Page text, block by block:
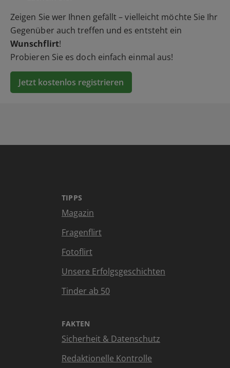
Zeigen Sie wer Ihnen gefällt – vielleicht möchte Sie Ihr
Gegenüber auch treffen und es entsteht ein
Wunschflirt!
Probieren Sie es doch einfach einmal aus!
Jetzt kostenlos registrieren
TIPPS
Magazin
Fragenflirt
Fotoflirt
Unsere Erfolgsgeschichten
Tinder ab 50
FAKTEN
Sicherheit & Datenschutz
Redaktionelle Kontrolle